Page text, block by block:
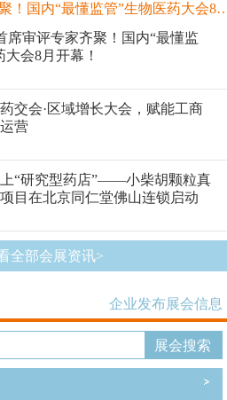
20+监管与首席审评专家齐聚！国内“最
席审评专家齐聚！国内“最懂监
会8月开幕！
交会·区域增长大会，赋能工商
营
“研究型药店”——小柴胡颗粒真
目在北京同仁堂佛山连锁启动
全部会展资讯>
企业发布展会信息